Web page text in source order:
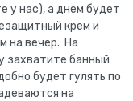
у нас), а днем будет
крем и
на вечер. На
захватите банный
будет гулять по
на